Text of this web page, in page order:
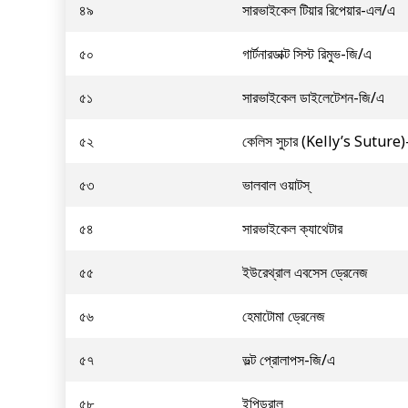
৪৯ সারভাইকেল টিয়ার রিপেয়ার-এল/এ
৫০ গার্টনারডাক্ট সিস্ট রিমুভ-জি/এ
৫১ সারভাইকেল ডাইলেটেশন-জি/এ
৫২ কেলিস সুচার (Kelly’s
৫৩ ভালবাল ওয়াটস্
৫৪ সারভাইকেল ক্যাথেটার
৫৫ ইউরেথ্রাল এবসেস ড্রেনেজ
৫৬ হেমাটোমা ড্রেনেজ
৫৭ ভল্ট প্রোলাপস-জি/এ
৫৮ ইপিডুরাল